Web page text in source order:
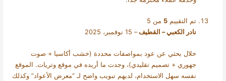
تم التقييم5 من 5
نادر الكعبي – القطيف– 15 نوفمبر، 2025
خلال بحثي عن عود بمواصفات محددة (خشب أكاسيا + صوت
جهوري + تصميم تقليدي)، وجدت ما أريده في موقع وتريات. الموقع
نفسه سهل الاستخدام، لديهم تبويب واضح لـ “معرض الأعواد” وكذلك